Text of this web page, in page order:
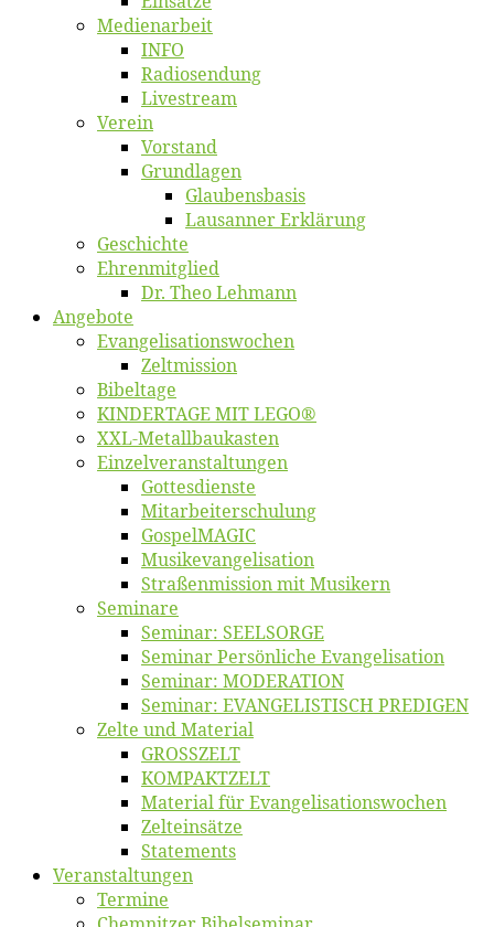
Me­di­en­ar­beit
INFO
Ra­dio­sen­dung
Live­stream
Ver­ein
Vor­stand
Grund­la­gen
Glaubens­ba­sis
Lausan­ner Erklärung
Ge­schich­te
Eh­ren­mit­glied
Dr. Theo Lehmann
An­ge­bo­te
Evangelisa­tions­wo­chen
Zelt­mis­si­on
Bi­bel­ta­ge
KINDERTAGE MIT LEGO®
XXL-Me­­tal­l­­bau­­kas­­ten
Einzelver­an­stal­tungen
Got­tes­diens­te
Mitarbeiter­schulung
Gos­pel­MA­GIC
Musikevan­ge­li­sa­tion
Straßenmis­sion mit Musikern
Se­mi­na­re
Se­mi­nar: SEELSORGE
Se­mi­nar Per­sön­li­che Evangelisation
Se­mi­nar: MODERATION
Se­mi­nar: EVANGELISTISCH PREDIGEN
Zel­te und Material
GROSSZELT
KOMPAKTZELT
Ma­te­ri­al für Evangelisationswochen
Zelt­ein­sät­ze
State­ments
Ver­an­stal­tun­gen
Ter­mi­ne